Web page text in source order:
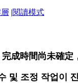
|閱讀模式
成時間尚未確
및 조정 작업이